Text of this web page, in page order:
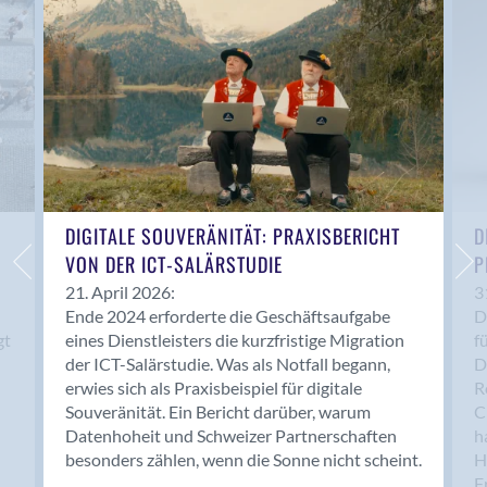
Anwil
Appenzell
Au SG
Baar
Baden
Balsthal
Balzers
Basel
Bassersdorf
Belp
Bendern
Benken (SG)
Bergdietikon
Berlin
Bern
Bern - Liebefeld
DIGITALE SOUVERÄNITÄT: PRAXISBERICHT
VON DER ICT-SALÄRSTUDIE
21. April 2026:
Ende 2024 erforderte die Geschäftsaufgabe
eines Dienstleisters die kurzfristige Migration
der ICT-Salärstudie. Was als Notfall begann,
erwies sich als Praxisbeispiel für digitale
Souveränität. Ein Bericht darüber, warum
Datenhoheit und Schweizer Partnerschaften
besonders zählen, wenn die Sonne nicht scheint.